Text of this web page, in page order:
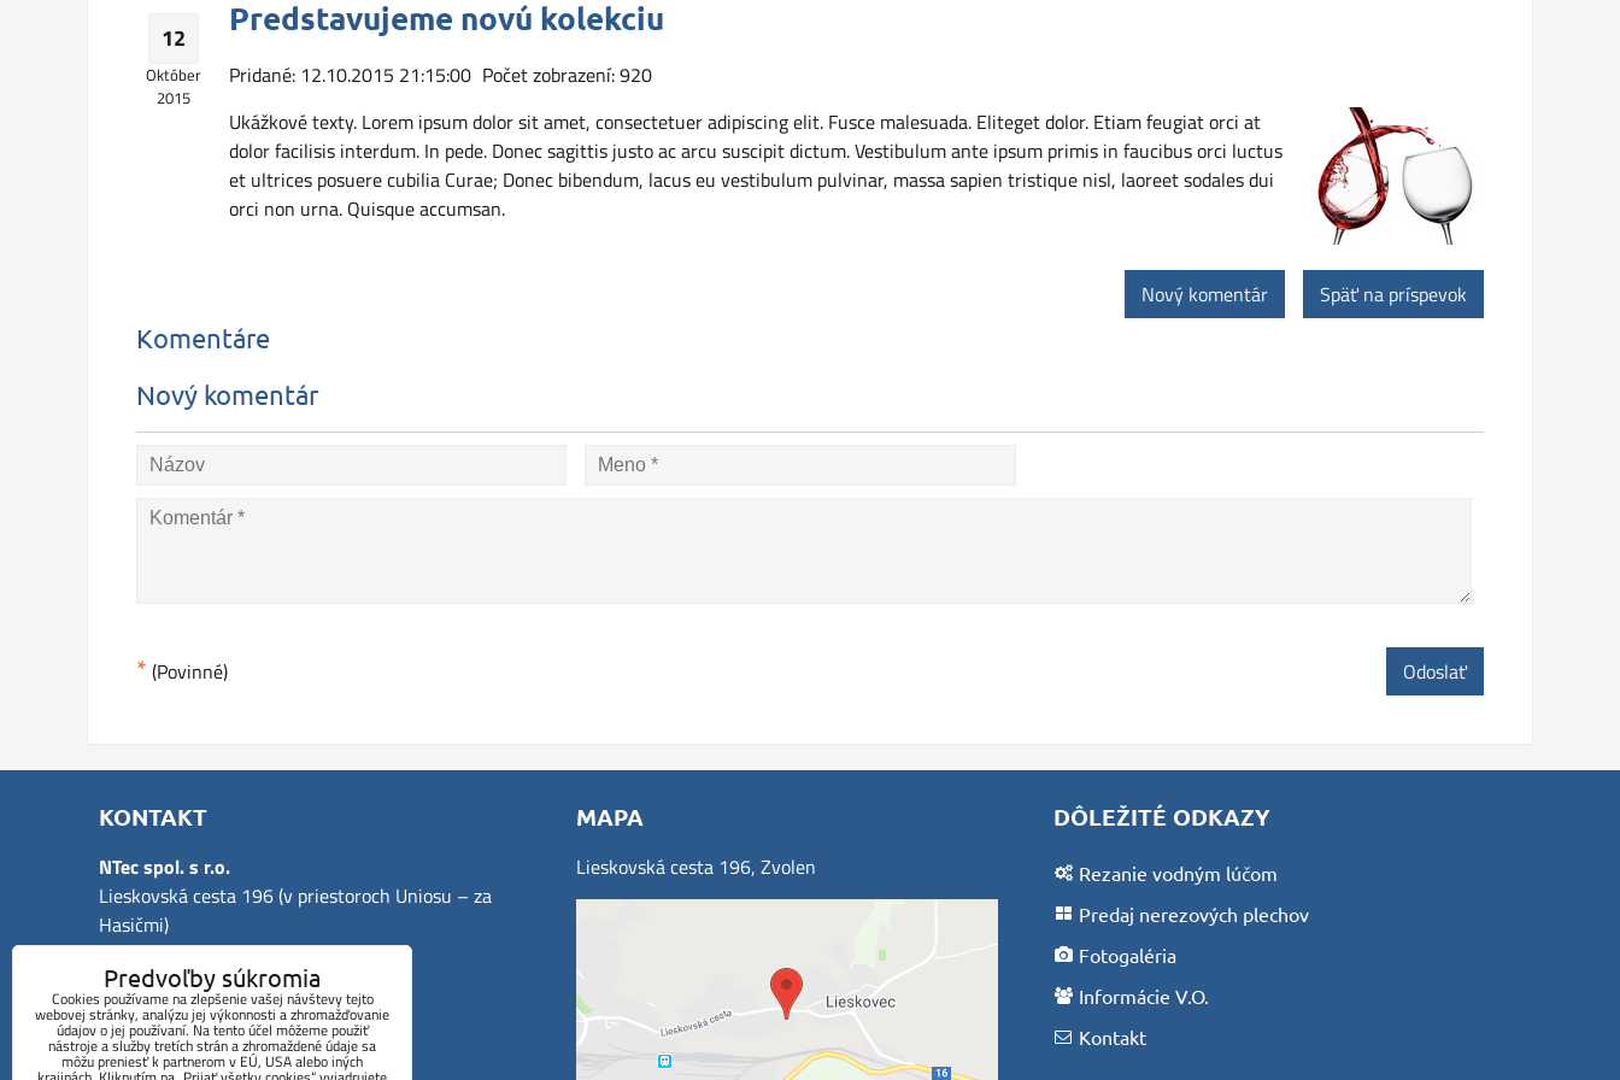
12
Október
2015
Predstavujeme novú kolekciu
Pridané: 12.10.2015 21:15:00 Počet zobrazení: 920
Ukážkové texty. Lorem ipsum dolor sit amet, consectetuer adipiscing elit. Fusce malesuada. Eliteget dolor. Etiam feugiat orci at
dolor facilisis interdum. In pede. Donec sagittis justo ac arcu suscipit dictum. Vestibulum ante ipsum primis in faucibus orci luctus
et ultrices posuere cubilia Curae; Donec bibendum, lacus eu vestibulum pulvinar, massa sapien tristique nisl, laoreet sodales dui
orci non urna. Quisque accumsan.
Späť na príspevok
Nový komentár
Komentáre
Nový komentár
* (Povinné) Odoslať
KONTAKT
NTec spol. s r.o.
Lieskovská cesta 196 (v priestoroch Uniosu – za
Hasičmi)
962 21 Lieskovec
Telefón:
mobil: +421 908 922 504
prevádzka: +421 905 998 226
MAPA
Lieskovská cesta 196, Zvolen
DÔLEŽITÉ ODKAZY
Rezanie vodným lúčom
Predaj nerezových plechov
Fotogaléria
Informácie V.O.
Kontakt
Predvoľby súkromia
Cookies používame na zlepšenie vašej návštevy tejto
webovej stránky, analýzu jej výkonnosti a zhromažďovanie
údajov o jej používaní. Na tento účel môžeme použiť
nástroje a služby tretích strán a zhromaždené údaje sa
môžu preniesť k partnerom v EÚ, USA alebo iných